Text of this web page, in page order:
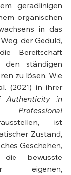
geradlinigen
organischen
in das
der Geduld,
Bereitschaft
ständigen
zu lösen. Wie
(2021) in ihrer
Authenticity in
ist
Zustand,
Geschehen,
bewusste
eigenen,